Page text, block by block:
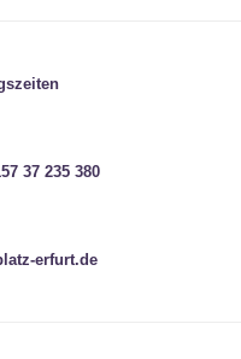
37 235 380
erfurt.de